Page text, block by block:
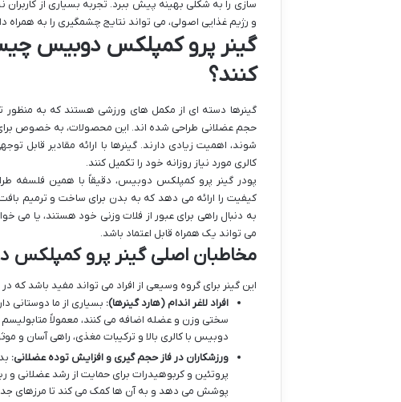
سازی را به شکلی بهینه پیش ببرد. تجربه بسیاری از
و رژیم غذایی اصولی، می تواند نتایج چشمگیری را به
گینر پرو کمپلکس دوبیس
کنند؟
گینرها دسته ای از مکمل های ورزشی هستند که به منظور
حجم عضلانی طراحی شده اند. این محصولات، به خصوص برای
شوند، اهمیت زیادی دارند. گینرها با ارائه مقادیر قابل
کالری مورد نیاز روزانه خود را تکمیل کنند.
پودر گینر پرو کمپلکس دوبیس، دقیقاً با همین فلسفه
کیفیت را ارائه می دهد که به بدن برای ساخت و ترمیم
می تواند یک همراه قابل اعتماد باشد.
مخاطبان اصلی گینر پرو کمپلکس
این گینر برای گروه وسیعی از افراد می تواند مفید باشد که
افراد لاغر اندام (هارد گینرها): بسیاری از ما دوستانی
سختی وزن و عضله اضافه می کنند، معمولاً متابولیسم
دوبیس با کالری بالا و ترکیبات مغذی، راهی آسان و
ورزشکاران در فاز حجم گیری و افزایش توده عضلانی:
پروتئین و کربوهیدرات برای حمایت از رشد عضلانی و
پوشش می دهد و به آن ها کمک می کند تا مرزهای